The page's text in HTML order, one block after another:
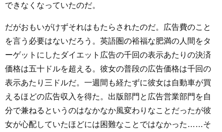
できなくなっていたのだ。
だがおもいがけずそれはもたらされたのだ。広告費のこと
を言う必要はないだろう。英語圏の裕福な肥満の人間をタ
ーゲットにしたダイエット広告の千回の表示あたりの決済
価格は五十ドルを超える。彼女の普段の広告価格は千回の
表示あたり三ドルだ。一週間も経たずに彼女は自動車が買
えるほどの広告収入を得た。出版部門と広告営業部門を自
分で兼ねるというのはなかなか風変わりなことだったが彼
女が心配していたほどには困難なことではなかった……そ